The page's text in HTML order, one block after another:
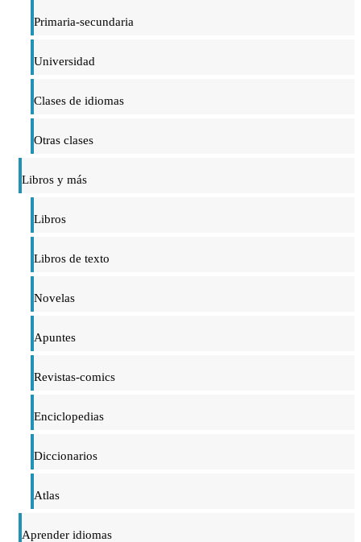
Primaria-secundaria
Universidad
Clases de idiomas
Otras clases
Libros y más
Libros
Libros de texto
Novelas
Apuntes
Revistas-comics
Enciclopedias
Diccionarios
Atlas
Aprender idiomas